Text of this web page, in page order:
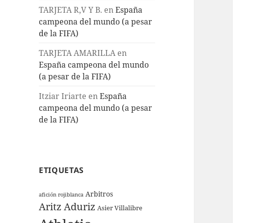
TARJETA R,V Y B. enEspaña
campeona del mundo (a pesar
de la FIFA)
TARJETA AMARILLAen
España campeona del mundo
(a pesar de la FIFA)
Itziar Iriarte enEspaña
campeona del mundo (a pesar
de la FIFA)
ETIQUETAS
afición rojiblanca Arbitros
Aritz Aduriz Asier Villalibre